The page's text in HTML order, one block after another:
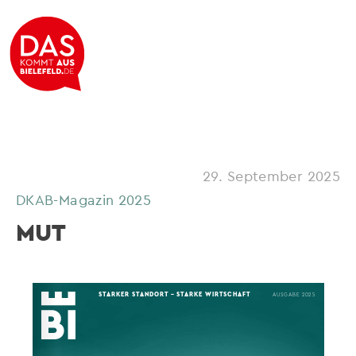
29. September 2025
DKAB-Magazin 2025
MUT